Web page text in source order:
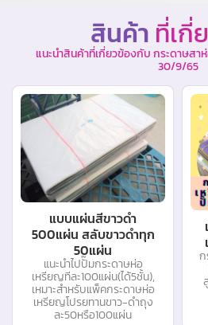
สินค้า ที่เกี่
แนะนำสินค้าที่เกี่ยวข้องกับ กระดาษส
30/9/65
แบบแผ่นสีขาวดำ
500แผ่น สลับขาวดำทุก
50แผ่น
แนะนำไปปั๊มกระดาษห่อ
เหรียญทีละ100แผ่น(ได้5ชั้น),
เหมาะสำหรับแพ็คกระดาษห่อ
เหรียญโปรยทานขาว-ดำถุง
ละ50หรือ100แผ่น